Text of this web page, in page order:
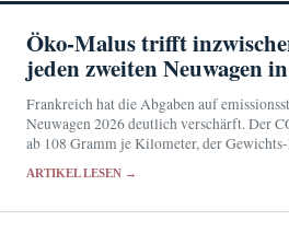
Öko-Malus trifft
jeden zweiten Neuwagen
Frankreich hat die Abgaben auf
Neuwagen 2026 deutlich verschärft. Der
ab 108 Gramm je Kilometer, der
ARTIKEL LESEN →